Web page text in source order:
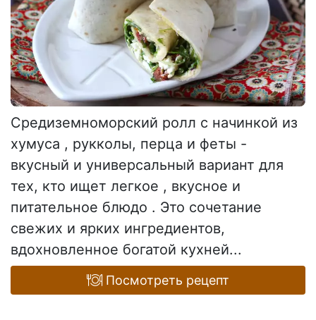
Средиземноморский ролл с начинкой из
хумуса , рукколы, перца и феты -
вкусный и универсальный вариант для
тех, кто ищет легкое , вкусное и
питательное блюдо . Это сочетание
свежих и ярких ингредиентов,
вдохновленное богатой кухней...
Посмотреть рецепт